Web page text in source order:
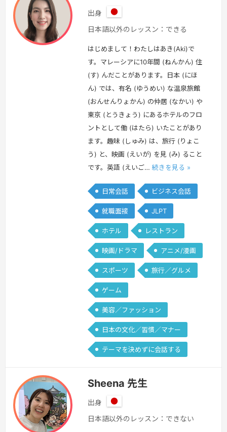
出身
日
本
日本語以外のレッスン：できる
はじめまして！わたしはあき(Aki)で
す。マレーシアに10年間 (ねんかん) 住
(す) んだことがあります。日本 (にほ
ん) では、有名 (ゆうめい) な温泉旅館
(おんせんりょかん) の仲居 (なかい) や
東京 (とうきょう) にあるホテルのフロ
ントとして働 (はたら) いたことがあり
ます。趣味 (しゅみ) は、旅行 (りょこ
う) と、映画 (えいが) を見 (み) ること
です。英語 (えいご… 続きを見る »
日常会話 ビジネス会話
就職面接 JLPT
ホテル レストラン
映画/ドラマ アニメ/漫画
スポーツ 旅行／グルメ
ゲーム
美容／ファッション
日本の文化／習慣／マナー
テーマを決めずに会話する
Sheena 先生
出身
日
本
日本語以外のレッスン：できない